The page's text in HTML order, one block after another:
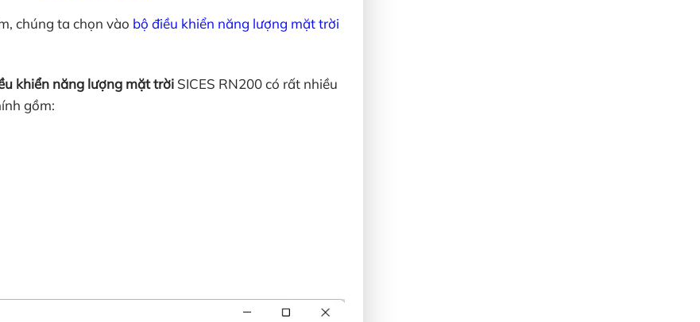
chúng ta chọn vào bộ điều khiển năng lượng mặt trời
khiển năng lượng mặt trờiSICES RN200 có rất nhiều
gồm: